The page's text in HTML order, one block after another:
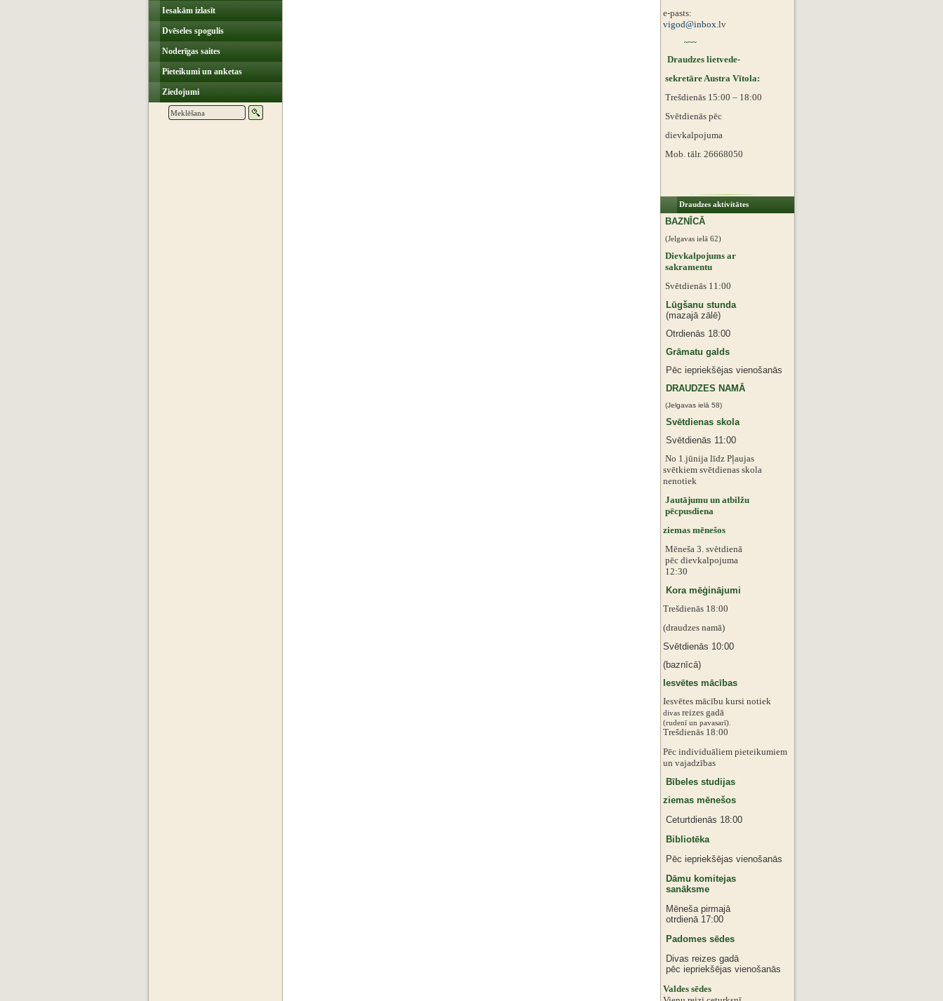
Iesakām izlasīt
Dvēseles spogulis
Noderīgas saites
Pieteikumi un anketas
Ziedojumi
e-pasts:
vigod@inbox.lv
~~~
Draudzes lietvede-
sekretāre Austra Vītola:
Trešdienās 15:00 – 18:00
Svētdienās pēc
dievkalpojuma
Mob. tālr. 26668050
Draudzes aktivitātes
BAZNĪCĀ
(Jelgavas ielā 62)
Dievkalpojums ar
sakramentu
Svētdienās 11:00
Lūgšanu stunda
(mazajā zālē)
Otrdienās 18:00
Grāmatu galds
Pēc iepriekšējas vienošanās
DRAUDZES NAMĀ
(Jelgavas ielā 58)
Svētdienas skola
Svētdienās 11:00
No 1.jūnija līdz Pļaujas
svētkiem svētdienas skola
nenotiek
Jautājumu un atbilžu
pēcpusdiena
ziemas mēnešos
Mēneša 3. svētdienā
pēc dievkalpojuma
12:30
Kora mēģinājumi
Trešdienās 18:00
(draudzes namā)
Svētdienās 10:00
(baznīcā)
Iesvētes mācības
Iesvētes mācību kursi notiek
divas reizes gadā
‌‌(rudenī un pavasarī).
Trešdienās 18:00
Pēc individuāliem pieteikumiem
‌un vajadzības
Bībeles studijas
ziemas mēnešos
Ceturtdienās 18:00
Bibliotēka
Pēc iepriekšējas vienošanās
Dāmu komitejas
sanāksme
Mēneša pirmajā
otrdienā 17:00
Padomes sēdes
Divas reizes gadā
pēc iepriekšējas vienošanās
‌Valdes sēdes